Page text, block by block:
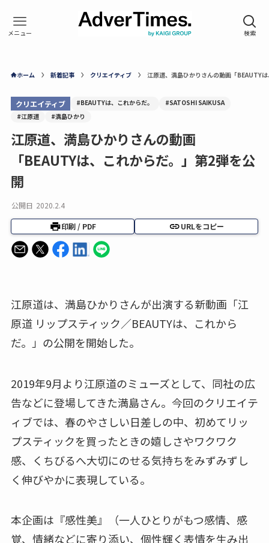
ホーム 新着記事 クリエイティブ 江原道、満島ひかりさんの動画「BEAUTY
クリエイティブ #BEAUTYは、これからだ。
#SATOSHI SAIKUSA
#江原道
#満島ひかり
江原道、満島ひかりさんの動画
「BEAUTYは、これからだ。」第2弾を公
開
公開日 2020.2.4
印刷 / PDF URLをコピー
江原道は、満島ひかりさんが出演する新動画「江
原道 リップスティック／BEAUTYは、これから
だ。」の公開を開始した。
2019年9月より江原道のミューズとして、同社の広
告などに登場してきた満島さん。今回のクリエイテ
ィブでは、春のやさしい日差しの中、初めてリッ
プスティックを買ったときの嬉しさやワクワク
感、くちびるへ大切にのせる気持ちをみずみずし
く伸びやかに表現している。
本企画は『感性美』（一人ひとりがもつ感情、感
覚、情緒などに寄り添い、個性輝く表情を生み出